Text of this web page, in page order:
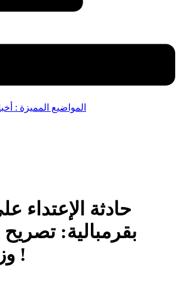
المواضيع المميزة :
حادثة الإعتداء
بقرمبالية:
وزيرة المرأة !